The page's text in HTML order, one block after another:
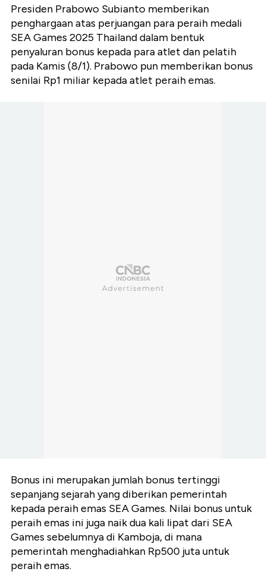
Presiden Prabowo Subianto memberikan
penghargaan atas perjuangan para peraih medali
SEA Games 2025 Thailand dalam bentuk
penyaluran bonus kepada para atlet dan pelatih
pada Kamis (8/1). Prabowo pun memberikan bonus
senilai Rp1 miliar kepada atlet peraih emas.
Bonus ini merupakan jumlah bonus tertinggi
sepanjang sejarah yang diberikan pemerintah
kepada peraih emas SEA Games. Nilai bonus untuk
peraih emas ini juga naik dua kali lipat dari SEA
Games sebelumnya di Kamboja, di mana
pemerintah menghadiahkan Rp500 juta untuk
peraih emas.